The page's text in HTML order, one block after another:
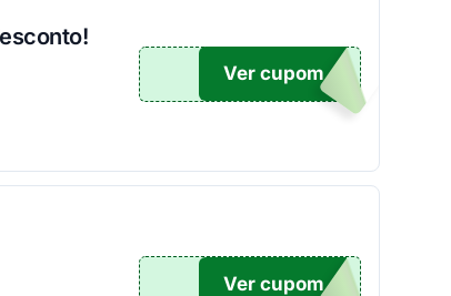
500
Ver cupom
OM10
Ver cupom